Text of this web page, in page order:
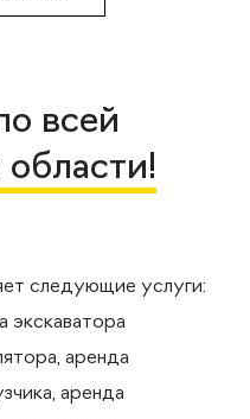
всей
следующие услуги:
экскаватора
аренда
аренда